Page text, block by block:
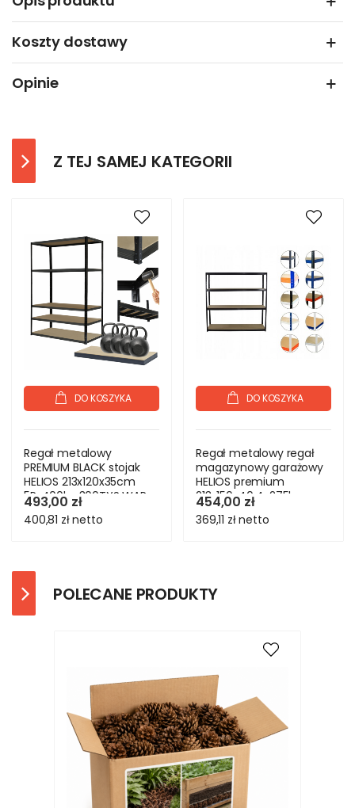
Koszty dostawy
Opinie
Z TEJ SAMEJ KATEGORII
DO KOSZYKA
Regał metalowy
PREMIUM BLACK stojak
HELIOS 213x120x35cm
5Px400kg 300TYS WAR
493,00 zł
400,81 złnetto
DO KOSZYKA
Regał metalowy regał
magazynowy garażowy
HELIOS premium
213x150x40 4x275kg
454,00 zł
369,11 złnetto
POLECANE PRODUKTY